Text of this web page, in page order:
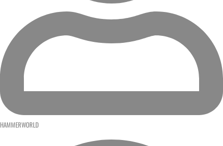
HAMMERWORLD